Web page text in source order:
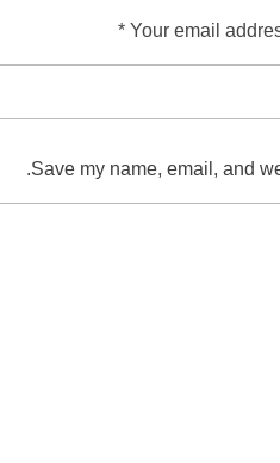
Your email
Save my name, email, and